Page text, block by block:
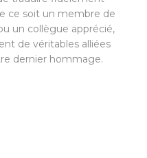
ce soit un membre de
un collègue apprécié,
de véritables alliées
dernier hommage.